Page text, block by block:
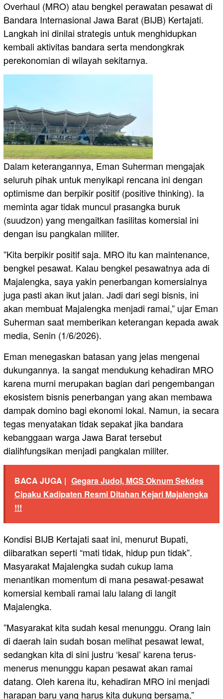
Overhaul (MRO) atau bengkel perawatan pesawat di
Bandara Internasional Jawa Barat (BIJB) Kertajati.
Langkah ini dinilai strategis untuk menghidupkan
kembali aktivitas bandara serta mendongkrak
perekonomian di wilayah sekitarnya.
​Dalam keterangannya, Eman Suherman mengajak
seluruh pihak untuk menyikapi rencana ini dengan
optimisme dan berpikir positif (positive thinking). Ia
meminta agar tidak muncul prasangka buruk
(suudzon) yang mengaitkan fasilitas komersial ini
dengan isu pangkalan militer.
​”Kita berpikir positif saja. MRO itu kan maintenance,
bengkel pesawat. Kalau bengkel pesawatnya ada di
Majalengka, saya yakin penerbangan komersialnya
juga pasti akan ikut jalan. Jadi dari segi bisnis, ini
akan membuat Majalengka menjadi ramai,” ujar Eman
Suherman saat memberikan keterangan kepada awak
media, Senin (1/6/2026).
​Eman menegaskan batasan yang jelas mengenai
dukungannya. Ia sangat mendukung kehadiran MRO
karena murni merupakan bagian dari pengembangan
ekosistem bisnis penerbangan yang akan membawa
dampak domino bagi ekonomi lokal. Namun, ia secara
tegas menyatakan tidak sepakat jika bandara
kebanggaan warga Jawa Barat tersebut
dialihfungsikan menjadi pangkalan militer.
BACA JUGA | Gegara Judol, MGS Oknum Sekdes
Cipaku Kadipaten Resmi Ditahan Kejari Majalengka
!!!
​Kondisi BIJB Kertajati saat ini, menurut Bupati,
diibaratkan seperti “mati tidak, hidup pun tidak”.
Masyarakat Majalengka sudah cukup lama
menantikan momentum di mana pesawat-pesawat
komersial kembali ramai lalu lalang di langit
Majalengka.
​”Masyarakat kita sudah kesal menunggu. Orang lain
di daerah lain sudah bosan melihat pesawat lewat,
sedangkan kita di sini justru ‘kesal’ karena terus-
menerus menunggu kapan pesawat akan ramai
datang. Oleh karena itu, kehadiran MRO ini menjadi
harapan baru yang harus kita dukung bersama,”